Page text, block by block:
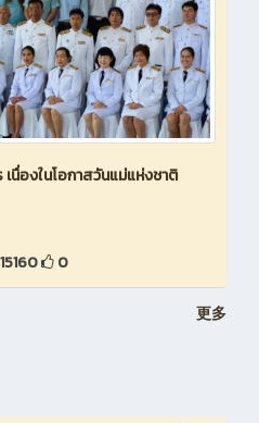
นื่องในโอกาสวันแม่แห่งชาติ
0
更多